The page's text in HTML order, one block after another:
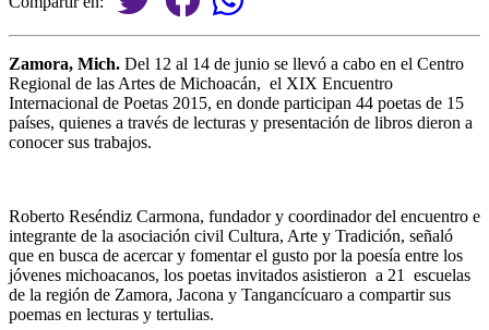
Zamora, Mich. Del 12 al 14 de junio se llevó a cabo en el Centro
Regional de las Artes de Michoacán, el XIX Encuentro
Internacional de Poetas 2015, en donde participan 44 poetas de 15
países, quienes a través de lecturas y presentación de libros dieron a
conocer sus trabajos.
Roberto Reséndiz Carmona, fundador y coordinador del encuentro e
integrante de la asociación civil Cultura, Arte y Tradición, señaló
que en busca de acercar y fomentar el gusto por la poesía entre los
jóvenes michoacanos, los poetas invitados asistieron a 21 escuelas
de la región de Zamora, Jacona y Tangancícuaro a compartir sus
poemas en lecturas y tertulias.